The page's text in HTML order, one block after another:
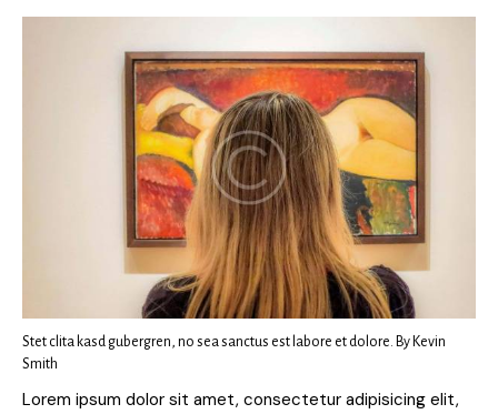
Stet clita kasd gubergren, no sea sanctus est labore et dolore. By Kevin
Smith
Lorem ipsum dolor sit amet, consectetur adipisicing elit,